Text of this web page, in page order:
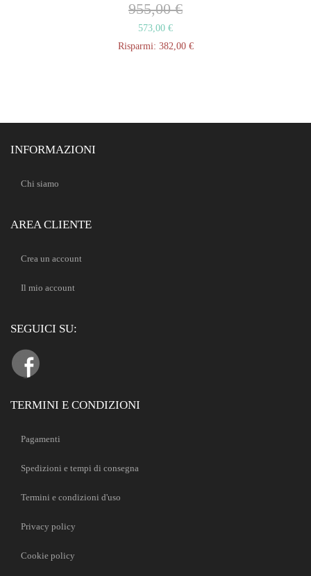
955,00 €
573,00 €
Risparmi: 382,00 €
INFORMAZIONI
Chi siamo
AREA CLIENTE
Crea un account
Il mio account
SEGUICI SU:
TERMINI E CONDIZIONI
Pagamenti
Spedizioni e tempi di consegna
Termini e condizioni d'uso
Privacy policy
Cookie policy